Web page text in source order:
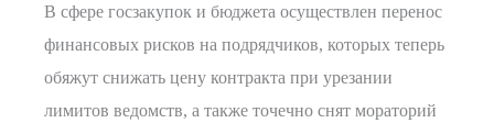
В сфере госзакупок и бюджета осуществлен перенос
финансовых рисков на подрядчиков, которых теперь
обяжут снижать цену контракта при урезании
лимитов ведомств, а также точечно снят мораторий